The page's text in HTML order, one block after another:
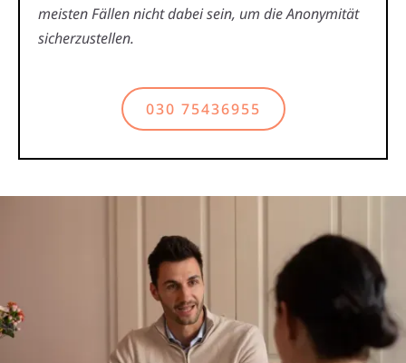
meisten Fällen nicht dabei sein, um die Anonymität
sicherzustellen.
030 75436955